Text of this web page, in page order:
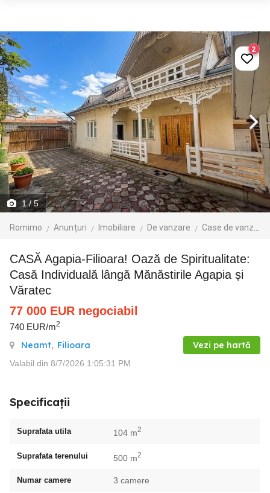
1/ 5
Romimo Anunțuri Imobiliare De vanzare Case de vanzare
2
CASĂ Agapia-Filioara! Oază de Spiritualitate:
Casă Individuală lângă Mănăstirile Agapia și
Văratec
77 000 EUR negociabil
740 EUR/m2
Neamt, Filioara Vezi pe hartă
Valabil din 8/7/2026 1:05:31 PM
Specificații
Suprafata utila 104 m2
Suprafata terenului 500 m2
Numar camere 3 camere